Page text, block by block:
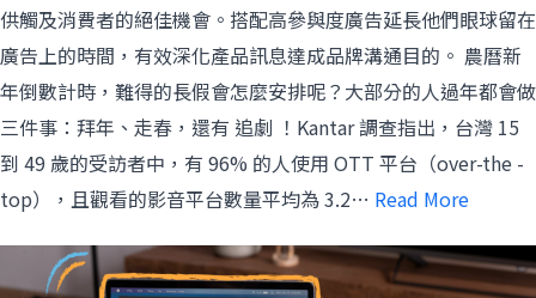
供觸及消費者的絕佳機會。搭配高參與度廣告延長他們眼球留在
廣告上的時間，有效深化產品訊息達成品牌溝通目的。 農曆新
年倒數計時，難得的長假會怎麼安排呢？大部分的人過年都會做
三件事：拜年、走春，還有 追劇 ！Kantar 調查指出，台灣 15
到 49 歲的受訪者中，有 96% 的人使用 OTT 平台（over-the -
top），且觀看的影音平台數量平均為 3.2… Read More